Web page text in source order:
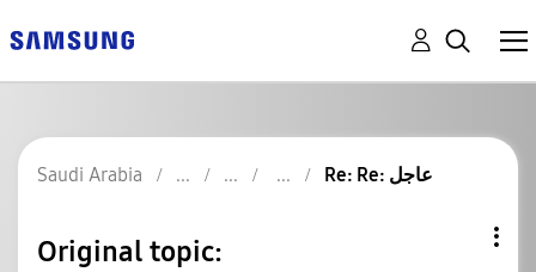
Saudi Arabia Re: Re: عاجل
Original topic: